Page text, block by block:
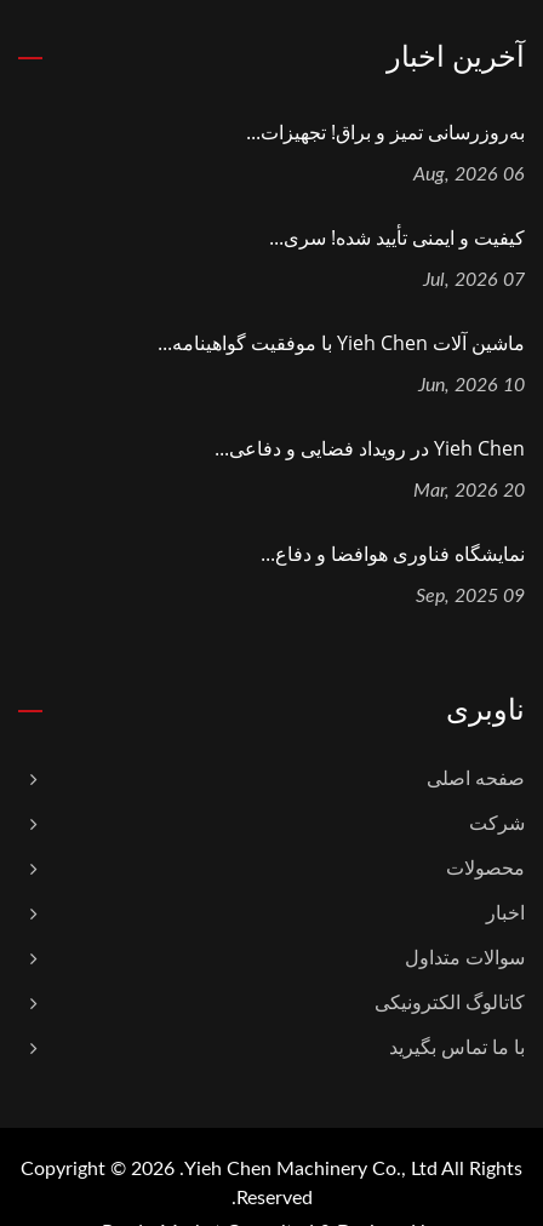
آخرین اخبار
به‌روزرسانی تمیز و براق! تجهیزات...
06 Aug, 2026
کیفیت و ایمنی تأیید شده! سری...
07 Jul, 2026
ماشین آلات Yieh Chen با موفقیت گواهینامه...
10 Jun, 2026
Yieh Chen در رویداد فضایی و دفاعی...
20 Mar, 2026
نمایشگاه فناوری هوافضا و دفاع...
09 Sep, 2025
ناوبری
صفحه اصلی
شرکت
محصولات
اخبار
سوالات متداول
کاتالوگ الکترونیکی
با ما تماس بگیرید
Copyright © 2026 Yieh Chen Machinery Co., Ltd. All Rights
Reserved.